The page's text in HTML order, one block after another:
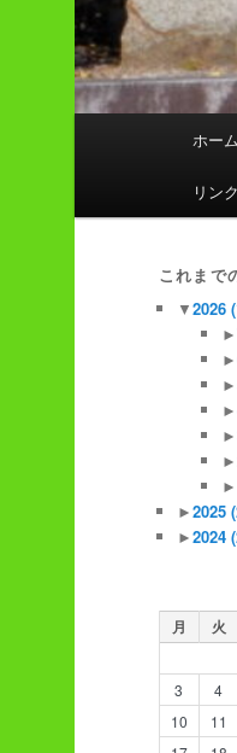
メ
ホーム
リンク
これまで
▼2026
►
►
►
►
►
►
►
►2025
►2024
月 火
3
4
10
11